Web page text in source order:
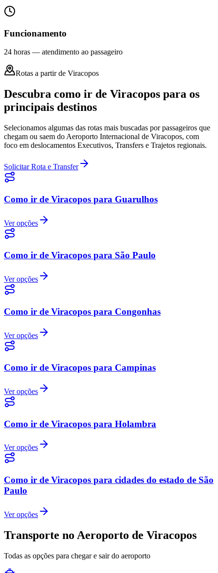
Funcionamento
24 horas — atendimento ao passageiro
Rotas a partir de Viracopos
Descubra como ir de Viracopos para os
principais destinos
Selecionamos algumas das rotas mais buscadas por passageiros que
chegam ou saem do Aeroporto Internacional de Viracopos, com
foco em deslocamentos Executivos, Transfers e Trajetos regionais.
Solicitar Rota e Transfer
Como ir de Viracopos para Guarulhos
Ver opções
Como ir de Viracopos para São Paulo
Ver opções
Como ir de Viracopos para Congonhas
Ver opções
Como ir de Viracopos para Campinas
Ver opções
Como ir de Viracopos para Holambra
Ver opções
Como ir de Viracopos para cidades do estado de São
Paulo
Ver opções
Transporte no Aeroporto de Viracopos
Todas as opções para chegar e sair do aeroporto